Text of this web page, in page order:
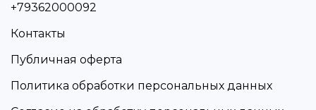
+79362000092
Контакты
Публичная оферта
Политика обработки персональных данных